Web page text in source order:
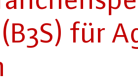
für